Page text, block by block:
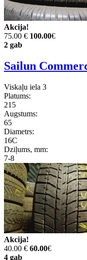
Akcija!
75.00 € 100.00€
2 gab
Sailun
Viskaļu iela 3
Platums:
215
Augstums:
65
Diametrs:
16C
Dziļums, mm:
7-8
Akcija!
40.00 € 60.00€
4 gab